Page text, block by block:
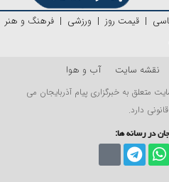
| قیمت روز | ورزشی | فرهنگ و هنر
نقشه سایت آب و هوا
به خبرگزاری پیام آذربایجان می
دارد.
در رسانه ها: